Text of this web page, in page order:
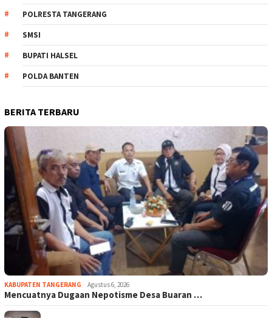
POLRESTA TANGERANG
SMSI
BUPATI HALSEL
POLDA BANTEN
BERITA TERBARU
KABUPATEN TANGERANG Agustus 6, 2026
Mencuatnya Dugaan Nepotisme Desa Buaran …